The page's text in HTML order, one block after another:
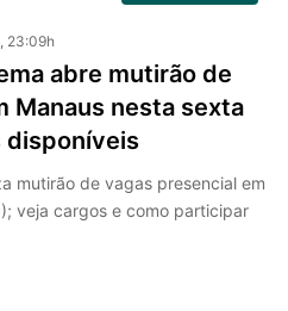
23:09h
abre mutirão de
Manaus nesta sexta
disponíveis
mutirão de vagas presencial em
veja cargos e como participar